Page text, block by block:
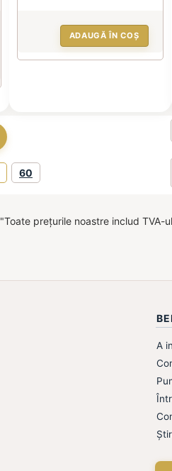
ADAUGĂ ÎN COȘ
60
"Toate prețurile noastre includ TVA-
A